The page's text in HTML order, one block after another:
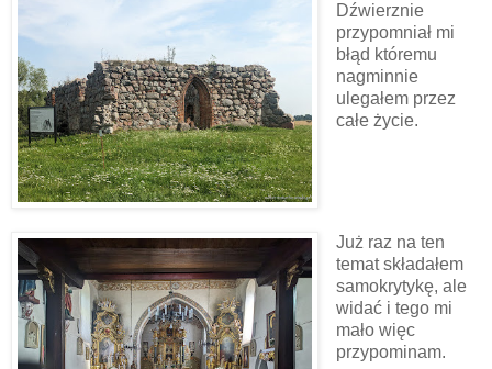
Dźwierznie
przypomniał mi
błąd któremu
nagminnie
ulegałem przez
całe życie.
Już raz na ten
temat składałem
samokrytykę, ale
widać i tego mi
mało więc
przypominam.